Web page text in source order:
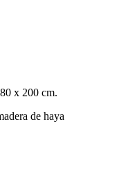
x 200 cm.
de haya